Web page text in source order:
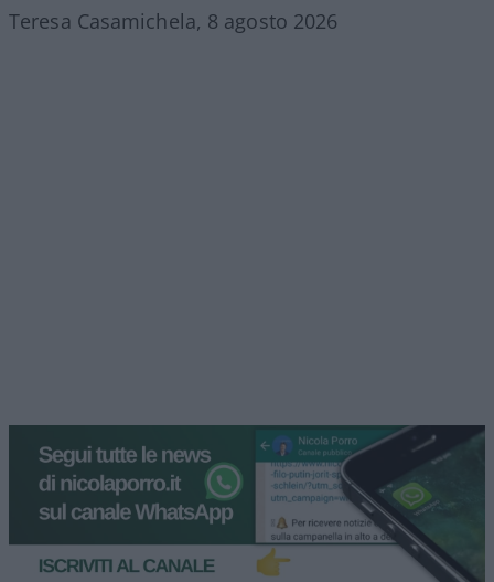
Teresa Casamichela, 8 agosto 2026